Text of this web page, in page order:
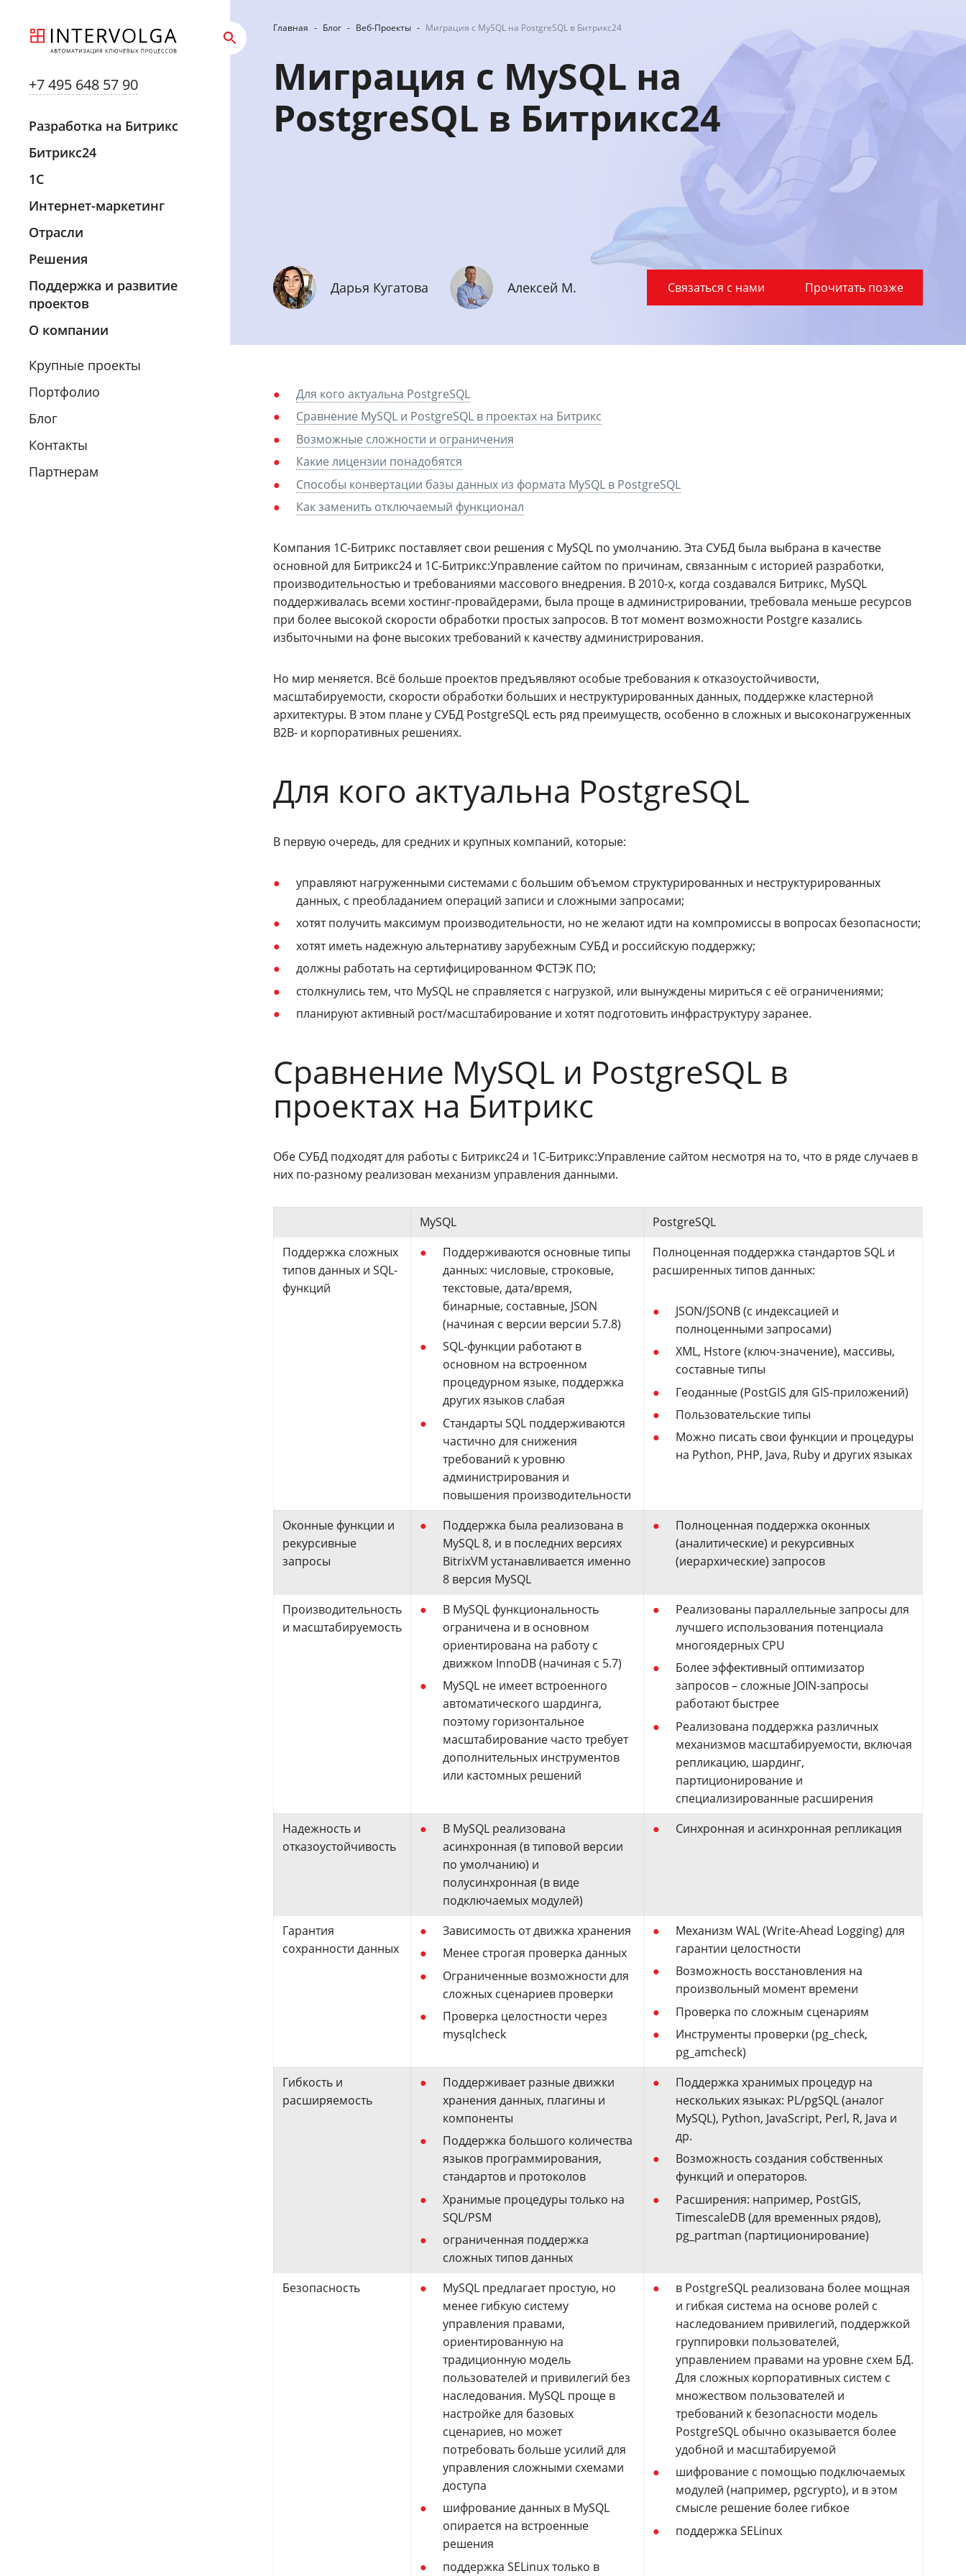
+7 495 648 57 90
Разработка на Битрикс
Битрикс24
1С
Интернет-маркетинг
Отрасли
Решения
Поддержка и развитие
проектов
О компании
Крупные проекты
Портфолио
Блог
Контакты
Партнерам
Главная - Блог - Веб-Проекты - Миграция с MySQL на PostgreSQL в Битрикс24
Миграция с MySQL на
PostgreSQL в Битрикс24
Дарья Кугатова Алексей М. Связаться с нами Прочитать позже
Для кого актуальна PostgreSQL
Сравнение MySQL и PostgreSQL в проектах на Битрикс
Возможные сложности и ограничения
Какие лицензии понадобятся
Способы конвертации базы данных из формата MySQL в PostgreSQL
Как заменить отключаемый функционал
Компания 1С-Битрикс поставляет свои решения с MySQL по умолчанию. Эта СУБД была выбрана в качестве
основной для Битрикс24 и 1С-Битрикс:Управление сайтом по причинам, связанным с историей разработки,
производительностью и требованиями массового внедрения. В 2010-х, когда создавался Битрикс, MySQL
поддерживалась всеми хостинг-провайдерами, была проще в администрировании, требовала меньше ресурсов
при более высокой скорости обработки простых запросов. В тот момент возможности Postgre казались
избыточными на фоне высоких требований к качеству администрирования.
Но мир меняется. Всё больше проектов предъявляют особые требования к отказоустойчивости,
масштабируемости, скорости обработки больших и неструктурированных данных, поддержке кластерной
архитектуры. В этом плане у СУБД PostgreSQL есть ряд преимуществ, особенно в сложных и высоконагруженных
B2B- и корпоративных решениях.
Для кого актуальна PostgreSQL
В первую очередь, для средних и крупных компаний, которые:
управляют нагруженными системами с большим объемом структурированных и неструктурированных
данных, с преобладанием операций записи и сложными запросами;
хотят получить максимум производительности, но не желают идти на компромиссы в вопросах безопасности;
хотят иметь надежную альтернативу зарубежным СУБД и российскую поддержку;
должны работать на сертифицированном ФСТЭК ПО;
столкнулись тем, что MySQL не справляется с нагрузкой, или вынуждены мириться с её ограничениями;
планируют активный рост/масштабирование и хотят подготовить инфраструктуру заранее.
Сравнение MySQL и PostgreSQL в
проектах на Битрикс
Обе СУБД подходят для работы с Битрикс24 и 1С-Битрикс:Управление сайтом несмотря на то, что в ряде случаев в
них по-разному реализован механизм управления данными.
MySQL
PostgreSQL
Поддержка сложных
типов данных и SQL-
функций
Поддерживаются основные типы
данных: числовые, строковые,
текстовые, дата/время,
бинарные, составные, JSON
(начиная с версии версии 5.7.8)
SQL-функции работают в
основном на встроенном
процедурном языке, поддержка
других языков слабая
Стандарты SQL поддерживаются
частично для снижения
требований к уровню
администрирования и
повышения производительности
Полноценная поддержка стандартов SQL и
расширенных типов данных:
JSON/JSONB (с индексацией и
полноценными запросами)
XML, Hstore (ключ-значение), массивы,
составные типы
Геоданные (PostGIS для GIS-приложений)
Пользовательские типы
Можно писать свои функции и процедуры
на Python, PHP, Java, Ruby и других языках
Оконные функции и
рекурсивные
запросы
Поддержка была реализована в
MySQL 8, и в последних версиях
BitrixVM устанавливается именно
8 версия MySQL
Полноценная поддержка оконных
(аналитические) и рекурсивных
(иерархические) запросов
Производительность
и масштабируемость
В MySQL функциональность
ограничена и в основном
ориентирована на работу с
движком InnoDB (начиная с 5.7)
MySQL не имеет встроенного
автоматического шардинга,
поэтому горизонтальное
масштабирование часто требует
дополнительных инструментов
или кастомных решений
Реализованы параллельные запросы для
лучшего использования потенциала
многоядерных CPU
Более эффективный оптимизатор
запросов – сложные JOIN-запросы
работают быстрее
Реализована поддержка различных
механизмов масштабируемости, включая
репликацию, шардинг,
партиционирование и
специализированные расширения
Надежность и
отказоустойчивость
В MySQL реализована
асинхронная (в типовой версии
по умолчанию) и
полусинхронная (в виде
подключаемых модулей)
Синхронная и асинхронная репликация
Гарантия
сохранности данных
Зависимость от движка хранения
Менее строгая проверка данных
Ограниченные возможности для
сложных сценариев проверки
Проверка целостности через
mysqlcheck
Механизм WAL (Write-Ahead Logging) для
гарантии целостности
Возможность восстановления на
произвольный момент времени
Проверка по сложным сценариям
Инструменты проверки (pg_check,
pg_amcheck)
Гибкость и
расширяемость
Поддерживает разные движки
хранения данных, плагины и
компоненты
Поддержка большого количества
языков программирования,
стандартов и протоколов
Хранимые процедуры только на
SQL/PSM
ограниченная поддержка
сложных типов данных
Поддержка хранимых процедур на
нескольких языках: PL/pgSQL (аналог
MySQL), Python, JavaScript, Perl, R, Java и
др.
Возможность создания собственных
функций и операторов.
Расширения: например, PostGIS,
TimescaleDB (для временных рядов),
pg_partman (партиционирование)
Безопасность
MySQL предлагает простую, но
менее гибкую систему
управления правами,
ориентированную на
традиционную модель
пользователей и привилегий без
наследования. MySQL проще в
настройке для базовых
сценариев, но может
потребовать больше усилий для
управления сложными схемами
доступа
шифрование данных в MySQL
опирается на встроенные
решения
поддержка SELinux только в
в PostgreSQL реализована более мощная
и гибкая система на основе ролей с
наследованием привилегий, поддержкой
группировки пользователей,
управлением правами на уровне схем БД.
Для сложных корпоративных систем с
множеством пользователей и
требований к безопасности модель
PostgreSQL обычно оказывается более
удобной и масштабируемой
шифрование с помощью подключаемых
модулей (например, pgcrypto), и в этом
смысле решение более гибкое
поддержка SELinux